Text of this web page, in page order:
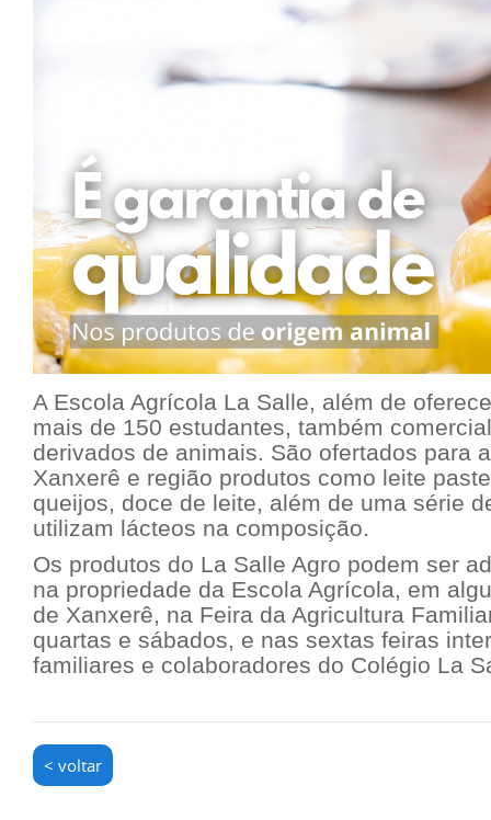
A Escola Agrícola La Salle, além de
mais de 150 estudantes, também
derivados de animais. São ofertados para
Xanxerê e região produtos como leite
queijos, doce de leite, além de uma série
utilizam lácteos na composição.
Os produtos do La Salle Agro podem ser
na propriedade da Escola Agrícola, em
de Xanxerê, na Feira da Agricultura
quartas e sábados, e nas sextas feiras
familiares e colaboradores do Colégio La
< voltar